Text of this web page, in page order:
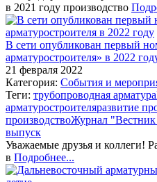
в 2021 году производство
В сети опубликован первый
арматуростроителя» в 2022
21 февраля 2022
Категория: События и
Теги: трубопроводная арматура
арматуростроителяразвитие
производствоЖурнал "Вестник
выпуск
Уважаемые друзья и коллеги!
в Подробнее...